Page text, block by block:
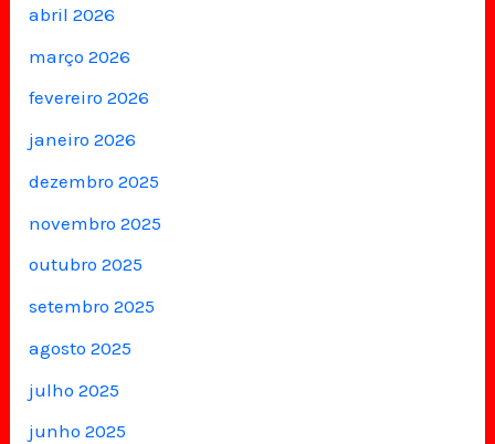
abril 2026
março 2026
fevereiro 2026
janeiro 2026
dezembro 2025
novembro 2025
outubro 2025
setembro 2025
agosto 2025
julho 2025
junho 2025